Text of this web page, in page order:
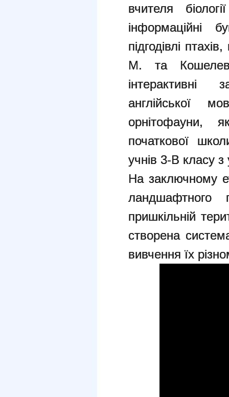
вчителя
інформаційні
підгодівлі
М. та
інтерактивні
англійської
орнітофауни,
початкової
учнів 3-В класу
На заключному
пришкільній
створена
вивчення їх